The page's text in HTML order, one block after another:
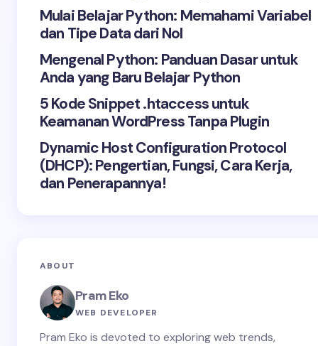
Mulai Belajar Python: Memahami Variabel
dan Tipe Data dari Nol
Mengenal Python: Panduan Dasar untuk
Anda yang Baru Belajar Python
5 Kode Snippet .htaccess untuk
Keamanan WordPress Tanpa Plugin
Dynamic Host Configuration Protocol
(DHCP): Pengertian, Fungsi, Cara Kerja,
dan Penerapannya!
ABOUT
Pram Eko
WEB DEVELOPER
Pram Eko is devoted to exploring web trends,